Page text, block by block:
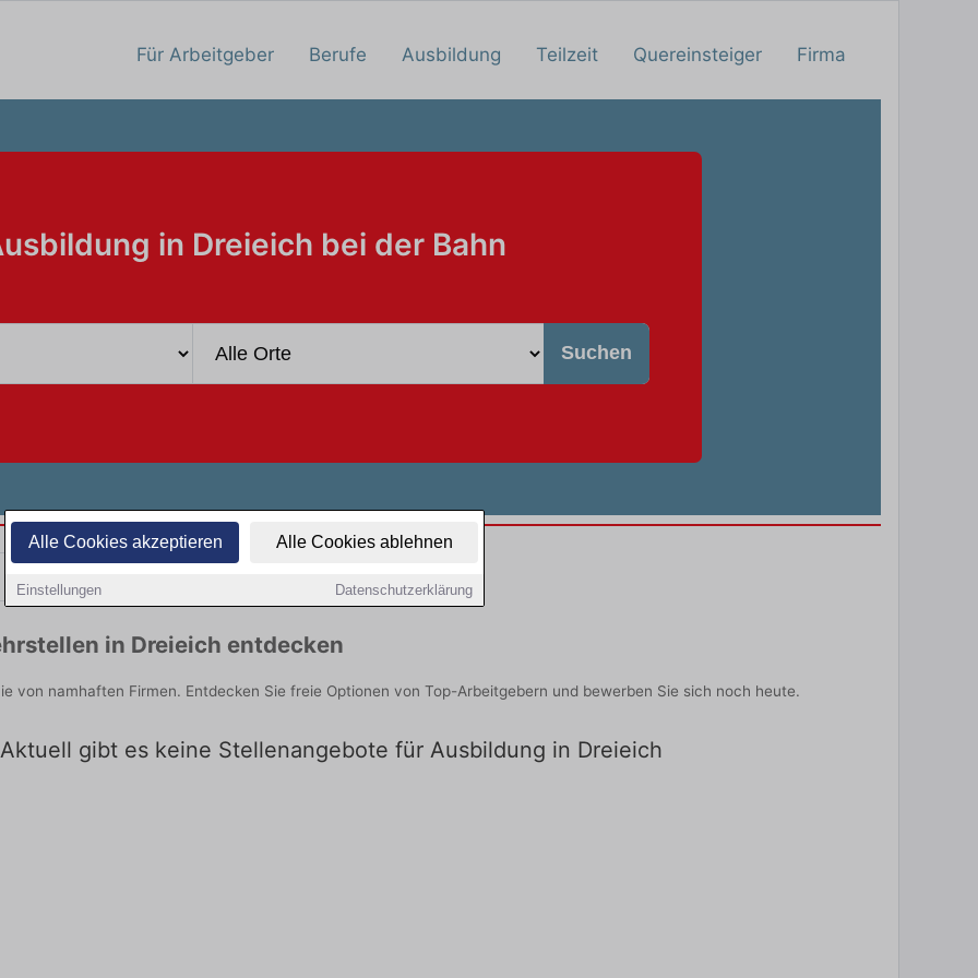
Alle Cookies akzeptieren Alle Cookies ablehnen
Einstellungen Datenschutzerklärung
Für Arbeitgeber Berufe Ausbildung Teilzeit Quereinsteiger Firma
in Dreieich bei der Bahn
Suchen
in Dreieich entdecken
von namhaften Firmen. Entdecken Sie freie Optionen von Top-Arbeitgebern und bewerben Sie sich noch heute.
gibt es keine Stellenangebote für Ausbildung in Dreieich